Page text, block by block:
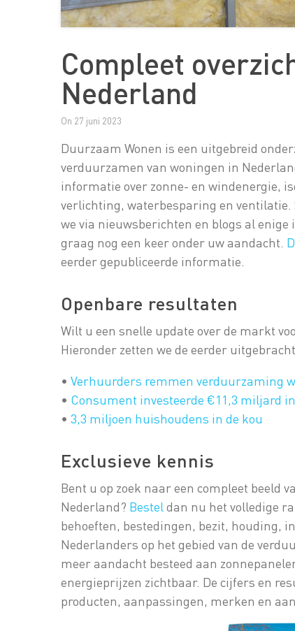
Compleet overzicht woningverduurzaming in
Nederland
On 27 juni 2023
Duurzaam Wonen is een uitgebreid
verduurzamen van woningen in
informatie over zonne- en windenergie,
verlichting, waterbesparing en
we via nieuwsberichten en blogs al
graag nog een keer onder uw aandacht.
eerder gepubliceerde informatie.
Openbare resultaten
Wilt u een snelle update over de markt
Hieronder zetten we de eerder
•Verhuurders remmen verduurzaming
• Consument investeerde €11,3 miljard
•3,3 miljoen huishoudens in de kou
Exclusieve kennis
Bent u op zoek naar een compleet beeld
Nederland? Besteldan nu het volledige
behoeften, bestedingen, bezit, houding,
Nederlanders op het gebied van de
meer aandacht besteed aan
energieprijzen zichtbaar. De cijfers en
producten, aanpassingen, merken en